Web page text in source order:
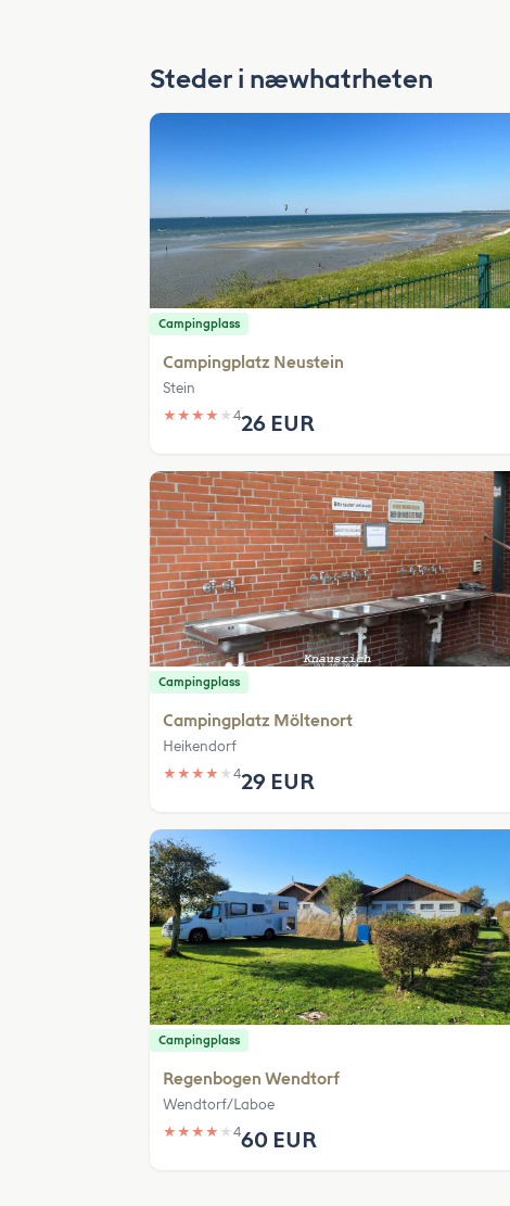
Steder i næwhatrheten
Campingplass
Campingplatz Neustein
Stein
★ ★ ★ ★ ★ 426 EUR
Campingplass
Campingplatz Möltenort
Heikendorf
★ ★ ★ ★ ★ 429 EUR
Campingplass
Regenbogen Wendtorf
Wendtorf/Laboe
★ ★ ★ ★ ★ 460 EUR